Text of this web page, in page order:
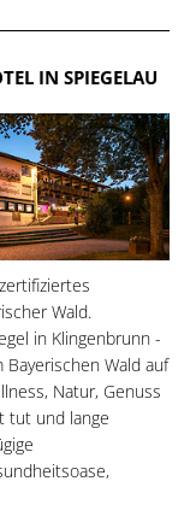
IN SPIEGELAU
Wald.
in Klingenbrunn -
Wald auf
Natur, Genuss
tut und lange